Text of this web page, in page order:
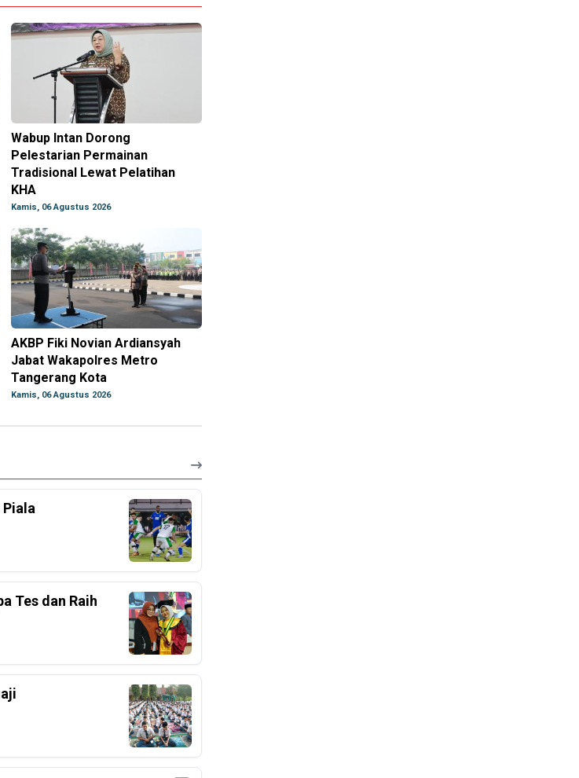
Wabup Intan Dorong
Pelestarian Permainan
Tradisional Lewat Pelatihan
KHA
Kamis, 06 Agustus 2026
AKBP Fiki Novian Ardiansyah
Jabat Wakapolres Metro
Tangerang Kota
Kamis, 06 Agustus 2026
Tes dan Raih